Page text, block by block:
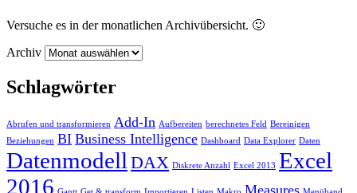
Versuche es in der monatlichen Archivübersicht. 🙂
Archiv
Schlagwörter
Abrufen und transformieren Add-In Aufbereiten berechnetes Feld Bereinigen
Beziehungen BI Business Intelligence Dashboard Data Explorer Daten
Datenmodell DAX Diskrete Anzahl Excel 2013 Excel
2016
Measures